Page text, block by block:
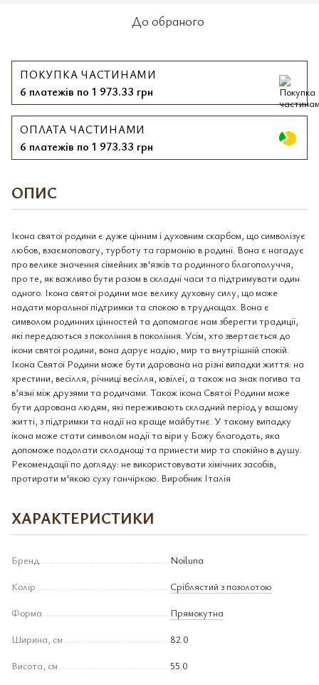
До обраного
ПОКУПКА ЧАСТИНАМИ
6 платежів по 1 973.33 грн
ОПЛАТА ЧАСТИНАМИ
6 платежів по 1 973.33 грн
ОПИС
Ікона святої родини є дуже цінним і духовним скарбом, що символізує
любов, взаємоповагу, турботу та гармонію в родині. Вона є нагадує
про велике значення сімейних зв'язків та родинного благополуччя,
про те, як важливо бути разом в складні часи та підтримувати один
одного. Ікона святої родини має велику духовну силу, що може
надати моральної підтримки та спокою в труднощах. Вона є
символом родинних цінностей та допомагає нам зберегти традиції,
які передаються з покоління в покоління. Усім, хто звертається до
ікони святої родини, вона дарує надію, мир та внутрішній спокій.
Ікона Святої Родини може бути дарована на різні випадки життя: на
хрестини, весілля, річниці весілля, ювілеї, а також на знак погива та
в’язні між друзями та родичами. Також ікона Святої Родини може
бути дарована людям, які переживають складний період у вашому
житті, з підтримки та надії на краще майбутнє. У такому випадку
ікона може стати символом надії та віри у Божу благодать, яка
допоможе подолати складнощі та принести мир та спокійно в душу.
Рекомендації по догляду: не використовувати хімічних засобів,
протирати м'якою суху ганчіркою. Виробник Італія
ХАРАКТЕРИСТИКИ
Бренд
Noiluna
Колір
Сріблястий з позолотою
Форма
Прямокутна
Ширина, см
82.0
Висота, см
55.0